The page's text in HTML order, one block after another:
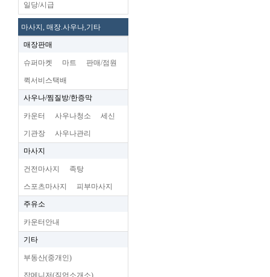
일당/시급
마사지, 매장.사우나,기타
매장판매
슈퍼마켓 마트 판매/점원
퀵서비스택배
사우나/찜질방/한증막
카운터 사우나청소 세신
기관장 사우나관리
마사지
건전마사지 족탕
스포츠마사지 피부마사지
주유소
카운터안내
기타
부동산(중개인)
잡메니저(직업소개소)